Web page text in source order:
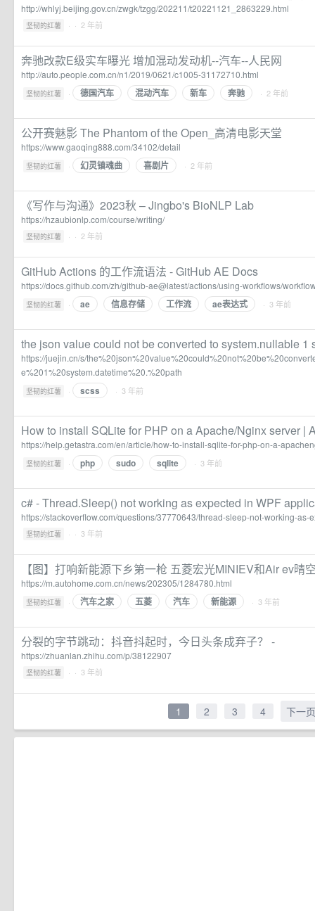
http://whlyj.beijing.gov.cn/zwgk/tzgg/202211/t20221121_2863229.html
坚韧的红薯 · · 2 年前
奔驰改款E级实车曝光 增加混动发动机--汽车--人民网
http://auto.people.com.cn/n1/2019/0621/c1005-31172710.html
坚韧的红薯 · 德国汽车 混动汽车 新车 奔驰 · 2 年前
公开赛魅影 The Phantom of the Open_高清电影天堂
https://www.gaoqing888.com/34102/detail
坚韧的红薯 · 幻灵镇魂曲 喜剧片 · 2 年前
《写作与沟通》2023秋 – Jingbo's BioNLP Lab
https://hzaubionlp.com/course/writing/
坚韧的红薯 · · 2 年前
GitHub Actions 的工作流语法 - GitHub AE Docs
https://docs.github.com/zh/github-ae@latest/actions/using-workflows/
坚韧的红薯 · ae 信息存储 工作流 ae表达式 · 3 年前
the json value could not be converted to system.nullable 1
https://juejin.cn/s/
e%201%20system.datetime%20.%20path
坚韧的红薯 · scss · 3 年前
How to install SQLite for PHP on a Apache/Nginx server |
https://help.getastra.com/en/article/how-to-install-sqlite-for-php-on-a-
坚韧的红薯 · php sudo sqlite · 3 年前
c# - Thread.Sleep() not working as expected in WPF
https://stackoverflow.com/questions/37770643/thread-sleep-not-working-
坚韧的红薯 · · 3 年前
【图】打响新能源下乡第一枪 五菱宏光MINIEV和Air ev晴
https://m.autohome.com.cn/news/202305/1284780.html
坚韧的红薯 · 汽车之家 五菱 汽车 新能源 · 3 年前
分裂的字节跳动：抖音抖起时，今日头条成弃子？ -
https://zhuanlan.zhihu.com/p/38122907
坚韧的红薯 · · 3 年前
1 2 3 4 下一页